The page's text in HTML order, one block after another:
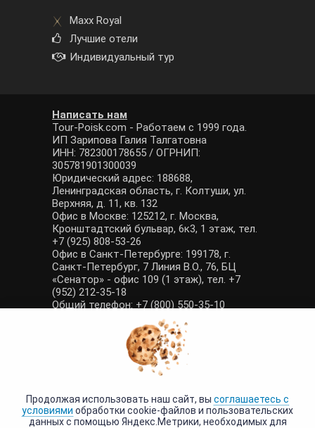
Maxx Royal
Лучшие отели
Индивидуальный тур
Написать нам
Tour-Poisk.com - Работаем с 1999 года.
ИП Зарипова Галия Талгатовна
ИНН: 782300178655 / ОГРНИП:
305781901300039
Юридический адрес: 188688,
Ленинградская область, г. Колтуши, ул.
Верхняя, д. 11, кв. 132
Офис в Москве: 125212, г. Москва,
Кронштадтский бульвар, 6к3, 1 этаж, тел.
+7 (925) 808-53-26
Офис в Санкт-Петербурге: 199178, г.
Санкт-Петербург, 7 Линия В.О., 76, БЦ
«Сенатор» - офис 109 (1 этаж), тел. +7
(952) 212-35-18
Общий телефон: +7 (800) 550-35-10
E-mail: manager@tour-poisk.com (общие
вопросы), admin@tour-poisk.com (жалобы)
Номер в Общероссийском реестре
туристических агентств: РТА 0003424
Политика конфиденциальности
Продолжая использовать наш сайт, вы соглашаетесь с
условиями обработки cookie-файлов и пользовательских
данных с помощью Яндекс.Метрики, необходимых для